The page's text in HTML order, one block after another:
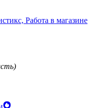
Работа в магазине